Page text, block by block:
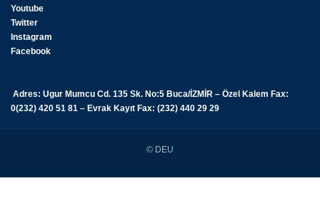
Youtube
Twitter
Instagram
Facebook
Adres: Ugur Mumcu Cd. 135 Sk. No:5 Buca/İZMİR – Özel Kalem Fax:
0(232) 420 51 81 – Evrak Kayıt Fax: (232) 440 29 29
© DEU